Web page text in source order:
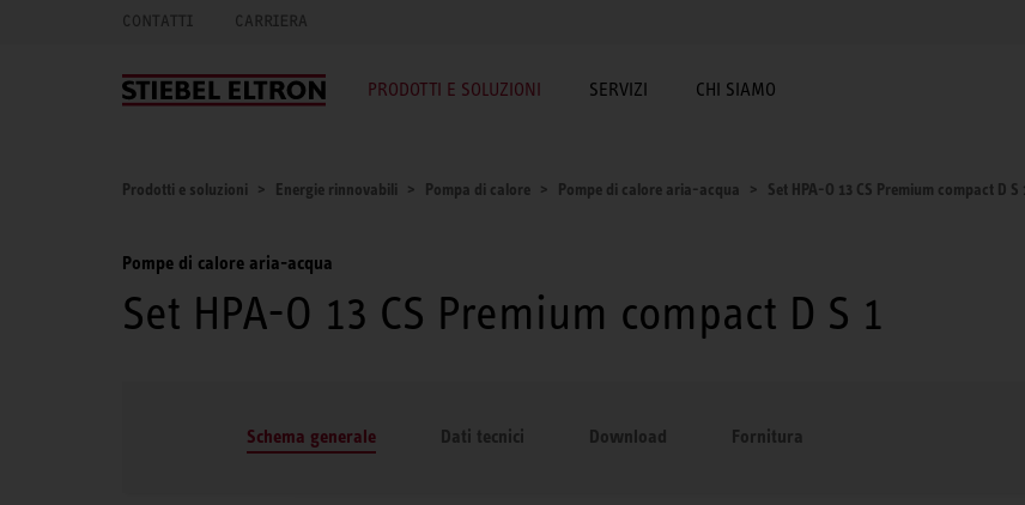
CONTATTI CARRIERA
PRODOTTI E SOLUZIONI SERVIZI CHI SIAMO
Prodotti e soluzioni Energie rinnovabili Pompa di calore Pompe di calore aria-acqua Set HPA-O 13 CS Premium compact D S
Pompe di calore aria-acqua
Set HPA-O 13 CS Premium compact D S 1
Schema generale Dati tecnici Download Fornitura